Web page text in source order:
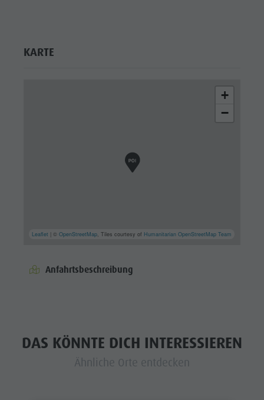
KARTE
+
−
Leaflet | ©OpenStreetMap, Tiles courtesy of Humanitarian OpenStreetMap Team
Anfahrtsbeschreibung
DAS KÖNNTE DICH INTERESSIEREN
Ähnliche Orte entdecken